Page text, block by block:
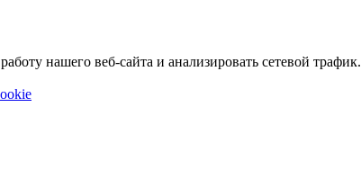
нашего веб-сайта и анализировать сетевой трафик.